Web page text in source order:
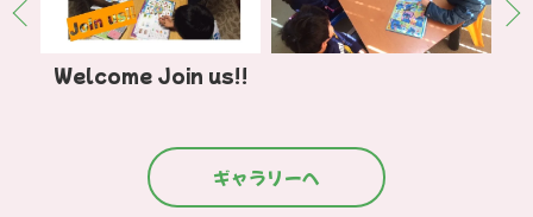
Welcome Join us!!
ギャラリーへ